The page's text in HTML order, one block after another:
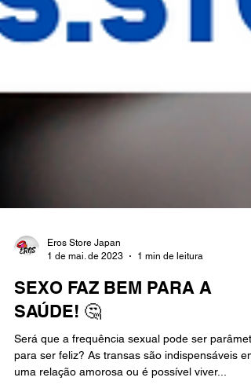
1 de mai. de 2023
1 min de leitura
SEXO FAZ BEM PARA A
SAÚDE! 🤔
Será que a frequência sexual pode ser